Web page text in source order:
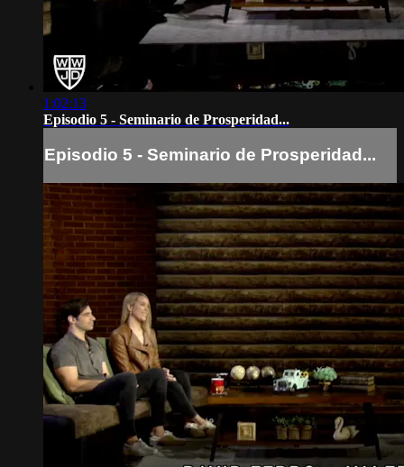
1:02:13
Episodio 5 - Seminario de Prosperidad...
Episodio 5 - Seminario de Prosperidad...